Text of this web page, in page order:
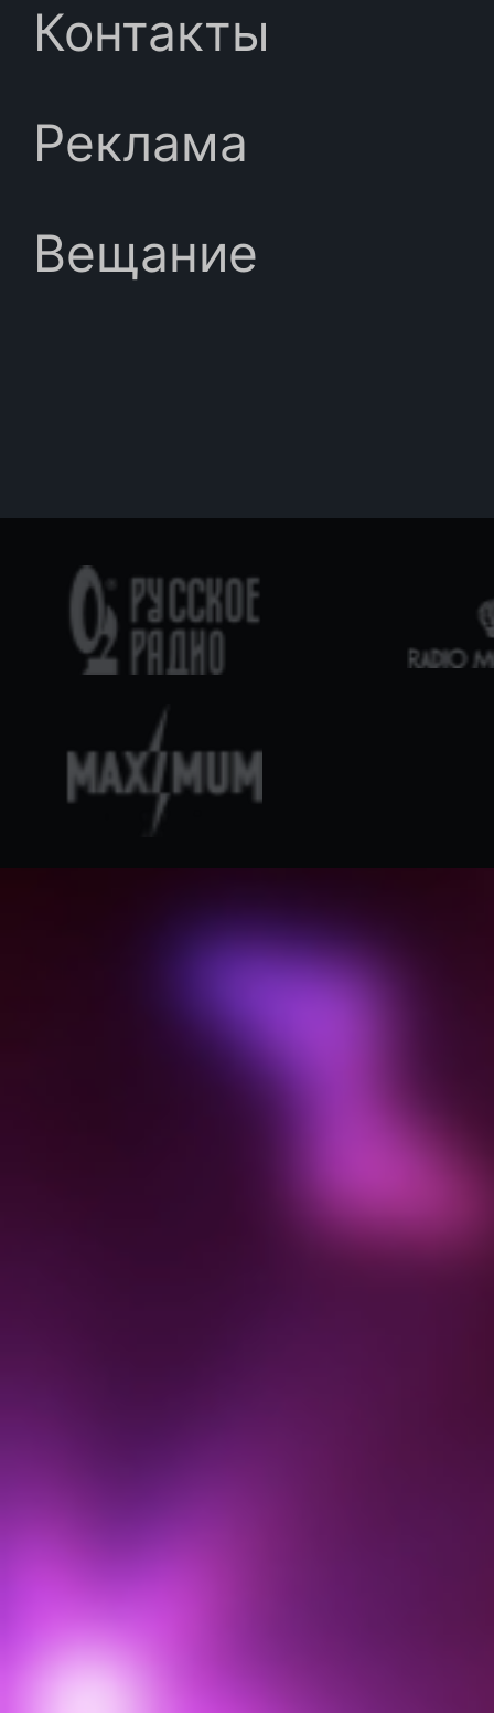
Контакты
Реклама
Вещание